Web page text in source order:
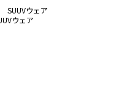
SUUVウェア
ウェア